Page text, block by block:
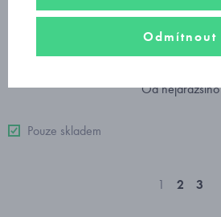
Seřadit podle
Doporučujeme
Nejprodávanější
Od nejdražšího
Pouze skladem
1 2 3
Odmítnout